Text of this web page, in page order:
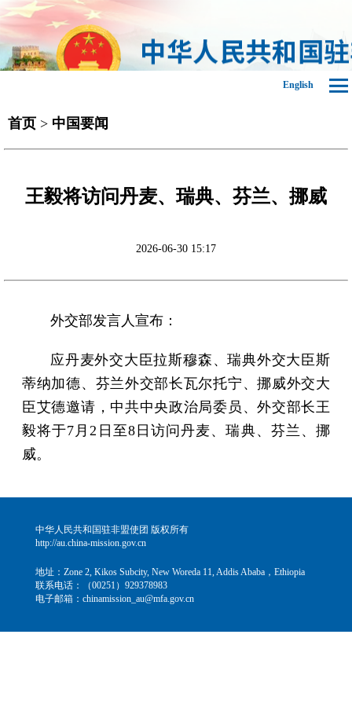
English
首页 > 中国要闻
王毅将访问丹麦、瑞典、芬兰、挪威
2026-06-30 15:17
外交部发言人宣布：
应丹麦外交大臣拉斯穆森、瑞典外交大臣斯
蒂纳加德、芬兰外交部长瓦尔托宁、挪威外交大
臣艾德邀请，中共中央政治局委员、外交部长王
毅将于7月2日至8日访问丹麦、瑞典、芬兰、挪
威。
中华人民共和国驻非盟使团 版权所有
http://au.china-mission.gov.cn
地址：Zone 2, Kikos Subcity, New Woreda 11, Addis Ababa，Ethiopia
联系电话：（00251）929378983
电子邮箱：chinamission_au@mfa.gov.cn